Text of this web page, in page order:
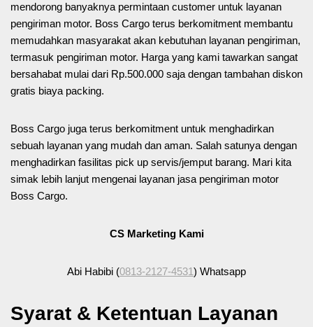
mendorong banyaknya permintaan customer untuk layanan
pengiriman motor. Boss Cargo terus berkomitment membantu
memudahkan masyarakat akan kebutuhan layanan pengiriman,
termasuk pengiriman motor. Harga yang kami tawarkan sangat
bersahabat mulai dari Rp.500.000 saja dengan tambahan diskon
gratis biaya packing.
Boss Cargo juga terus berkomitment untuk menghadirkan
sebuah layanan yang mudah dan aman. Salah satunya dengan
menghadirkan fasilitas pick up servis/jemput barang. Mari kita
simak lebih lanjut mengenai layanan jasa pengiriman motor
Boss Cargo.
CS Marketing Kami
Abi Habibi (0813-2127-4531) Whatsapp
Syarat & Ketentuan Layanan